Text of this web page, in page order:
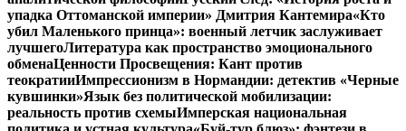
упадка Оттоманской империи» Дмитрия Кантемира«Кто
убил Маленького принца»: военный летчик заслуживает
лучшегоЛитература как пространство эмоционального
обменаЦенности Просвещения: Кант против
теократииИмпрессионизм в Нормандии: детектив «Черные
кувшинки»Язык без политической мобилизации:
реальность против схемыИмперская национальная